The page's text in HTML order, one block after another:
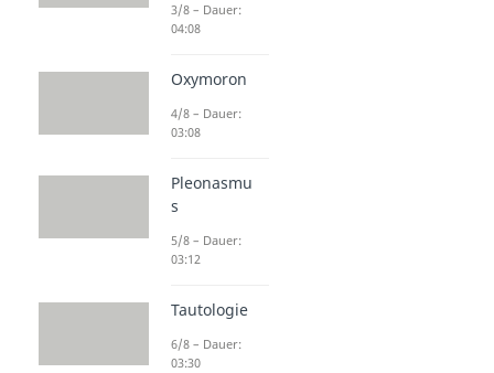
3/8 – Dauer:
04:08
Oxymoron
4/8 – Dauer:
03:08
Pleonasmu
s
5/8 – Dauer:
03:12
Tautologie
6/8 – Dauer:
03:30